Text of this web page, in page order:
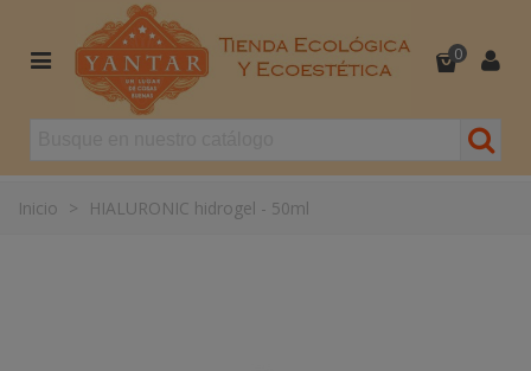
0
Inicio > HIALURONIC hidrogel - 50ml